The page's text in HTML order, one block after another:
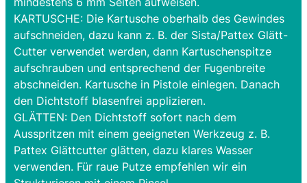
KARTUSCHE: Die Kartusche oberhalb des Gewindes
aufschneiden, dazu kann z. B. der Sista/Pattex Glätt-
Cutter verwendet werden, dann Kartuschenspitze
aufschrauben und entsprechend der Fugenbreite
abschneiden. Kartusche in Pistole einlegen. Danach
den Dichtstoff blasenfrei applizieren.
GLÄTTEN: Den Dichtstoff sofort nach dem
Ausspritzen mit einem geeigneten Werkzeug z. B.
Pattex Glättcutter glätten, dazu klares Wasser
verwenden. Für raue Putze empfehlen wir ein